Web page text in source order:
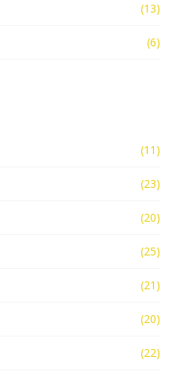
(13)
(6)
(11)
(23)
(20)
(25)
(21)
(20)
(22)